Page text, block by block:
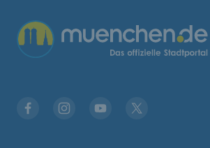
Übergreifende Links